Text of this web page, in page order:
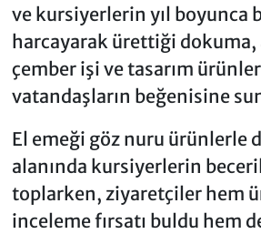
ve kursiyerlerin yıl boyunca
harcayarak ürettiği dokuma,
çember işi ve tasarım
vatandaşların beğenisine
El emeği göz nuru ürünlerle
alanında kursiyerlerin
toplarken, ziyaretçiler hem
inceleme fırsatı buldu hem